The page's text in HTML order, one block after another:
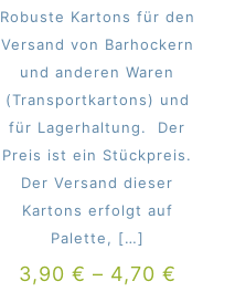
Robuste Kartons für den
Versand von Barhockern
und anderen Waren
(Transportkartons) und
für Lagerhaltung. Der
Preis ist ein Stückpreis.
Der Versand dieser
Kartons erfolgt auf
Palette, […]
3,90 € – 4,70 €